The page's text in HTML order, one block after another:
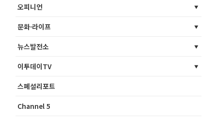
오피니언
문화·라이프
뉴스발전소
이투데이TV
스페셜리포트
Channel 5